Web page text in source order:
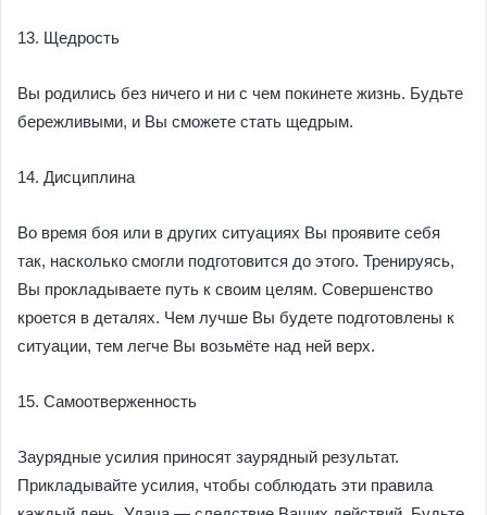
13. Щедрость
Вы родились без ничего и ни с чем покинете жизнь. Будьте
бережливыми, и Вы сможете стать щедрым.
14. Дисциплина
Во время боя или в других ситуациях Вы проявите себя
так, насколько смогли подготовится до этого. Тренируясь,
Вы прокладываете путь к своим целям. Совершенство
кроется в деталях. Чем лучше Вы будете подготовлены к
ситуации, тем легче Вы возьмёте над ней верх.
15. Самоотверженность
Заурядные усилия приносят заурядный результат.
Прикладывайте усилия, чтобы соблюдать эти правила